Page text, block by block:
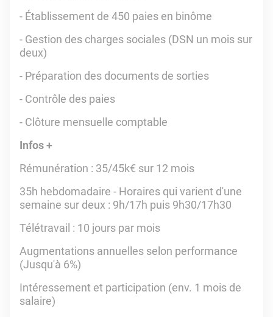
- Établissement de 450 paies en binôme
- Gestion des charges sociales (DSN un mois sur
deux)
- Préparation des documents de sorties
- Contrôle des paies
- Clôture mensuelle comptable
Infos +
Rémunération : 35/45k€ sur 12 mois
35h hebdomadaire - Horaires qui varient d'une
semaine sur deux : 9h/17h puis 9h30/17h30
Télétravail : 10 jours par mois
Augmentations annuelles selon performance
(Jusqu'à 6%)
Intéressement et participation (env. 1 mois de
salaire)